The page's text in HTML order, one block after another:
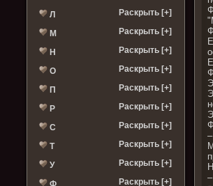
Л Раскрыть [+]
М Раскрыть [+]
Н Раскрыть [+]
О Раскрыть [+]
П Раскрыть [+]
Р Раскрыть [+]
С Раскрыть [+]
Т Раскрыть [+]
У Раскрыть [+]
Ф Раскрыть [+]